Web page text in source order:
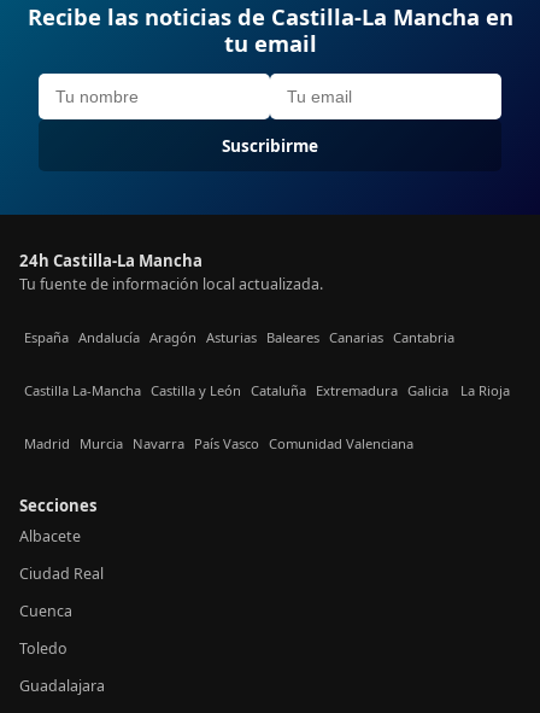
Recibe las noticias de Castilla-La Mancha en
tu email
Suscribirme
24h Castilla-La Mancha
Tu fuente de información local actualizada.
España Andalucía Aragón Asturias Baleares Canarias Cantabria
Castilla La-Mancha Castilla y León Cataluña Extremadura Galicia La Rioja
Madrid Murcia Navarra País Vasco Comunidad Valenciana
Secciones
Albacete
Ciudad Real
Cuenca
Toledo
Guadalajara